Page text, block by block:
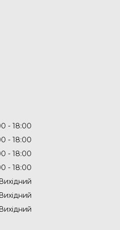
18:00
18:00
18:00
18:00
Вихідний
Вихідний
Вихідний